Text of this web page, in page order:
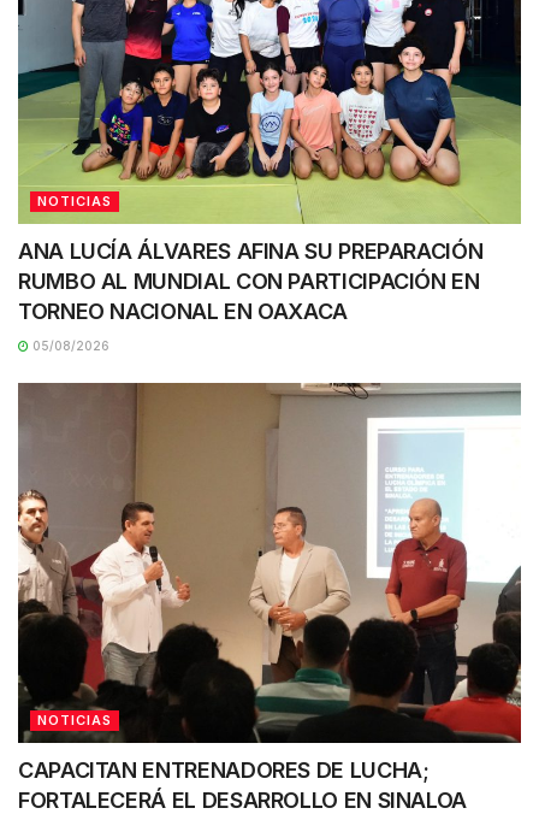
NOTICIAS
ANA LUCÍA ÁLVARES AFINA SU PREPARACIÓN
RUMBO AL MUNDIAL CON PARTICIPACIÓN EN
TORNEO NACIONAL EN OAXACA
05/08/2026
NOTICIAS
CAPACITAN ENTRENADORES DE LUCHA;
FORTALECERÁ EL DESARROLLO EN SINALOA